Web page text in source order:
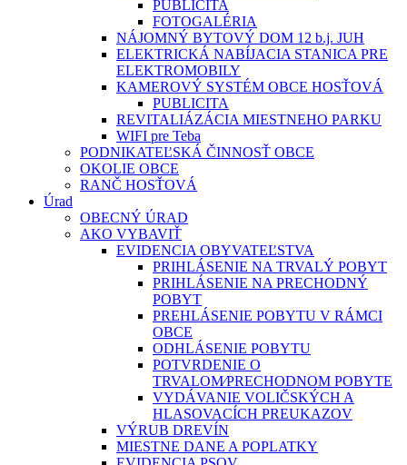
PUBLICITA
FOTOGALÉRIA
NÁJOMNÝ BYTOVÝ DOM 12 b.j. JUH
ELEKTRICKÁ NABÍJACIA STANICA PRE
ELEKTROMOBILY
KAMEROVÝ SYSTÉM OBCE HOSŤOVÁ
PUBLICITA
REVITALIÁZÁCIA MIESTNEHO PARKU
WIFI pre Teba
PODNIKATEĽSKÁ ČINNOSŤ OBCE
OKOLIE OBCE
RANČ HOSŤOVÁ
Úrad
OBECNÝ ÚRAD
AKO VYBAVIŤ
EVIDENCIA OBYVATEĽSTVA
PRIHLÁSENIE NA TRVALÝ POBYT
PRIHLÁSENIE NA PRECHODNÝ
POBYT
PREHLÁSENIE POBYTU V RÁMCI
OBCE
ODHLÁSENIE POBYTU
POTVRDENIE O
TRVALOM⁄PRECHODNOM POBYTE
VYDÁVANIE VOLIČSKÝCH A
HLASOVACÍCH PREUKAZOV
VÝRUB DREVÍN
MIESTNE DANE A POPLATKY